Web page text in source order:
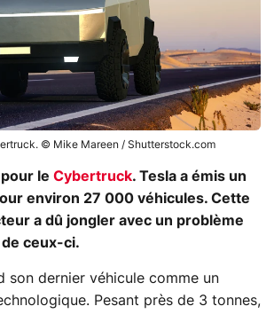
© Mike Mareen / Shutterstock.com
le Cybertruck. Tesla a émis un
environ 27 000 véhicules. Cette
a dû jongler avec un problème
de ceux-ci.
son dernier véhicule comme un
Pesant près de 3 tonnes,